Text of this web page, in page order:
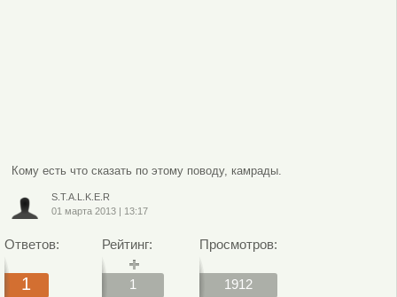
Кому есть что сказать по этому поводу, камрады.
S.T.A.L.K.E.R
01 марта 2013| 13:17
Ответов:
1
Рейтинг:
1
Просмотров:
1912